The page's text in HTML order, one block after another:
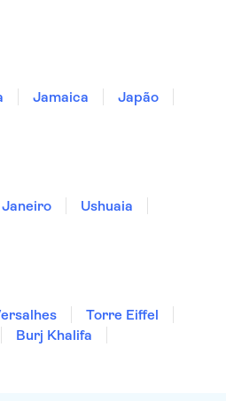
Jamaica
Japão
Ushuaia
Torre Eiffel
Burj Khalifa